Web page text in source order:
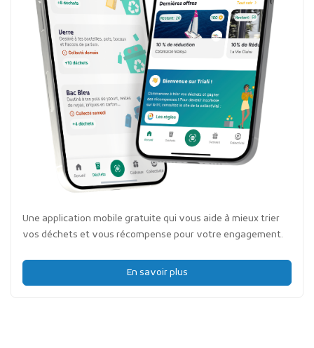
Une application mobile gratuite qui vous aide à mieux trier
vos déchets et vous récompense pour votre engagement.
En savoir plus